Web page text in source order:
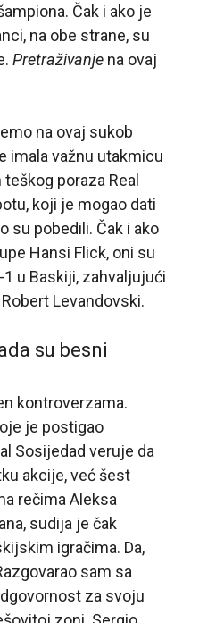
Čak i ako je
na obe strane, su
Pretraživanje na ovaj
na ovaj sukob
imala važnu utakmicu
teškog poraza Real
koji je mogao dati
su pobedili. Čak i ako
Hansi Flick, oni su
u Baskiji, zahvaljujući
Levandovski.
su besni
kontroverzama.
je postigao
Sosijedad veruje da
akcije, već šest
rečima Aleksa
sudija je čak
igračima. Da,
sam sa
za svoju